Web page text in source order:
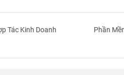
Tác Kinh Doanh Phần